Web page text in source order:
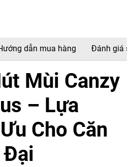
dẫn mua hàng Đánh giá
Mùi Canzy
– Lựa
Cho Căn
Đại